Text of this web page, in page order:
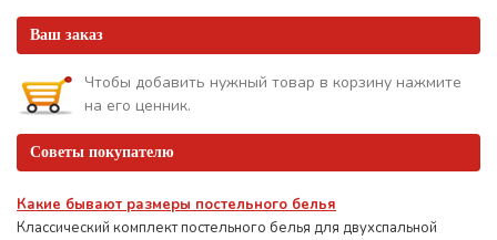
Ваш заказ
Чтобы добавить нужный товар в корзину нажмите
на его ценник.
Советы покупателю
Какие бывают размеры постельного белья
Классический комплект постельного белья для двухспальной